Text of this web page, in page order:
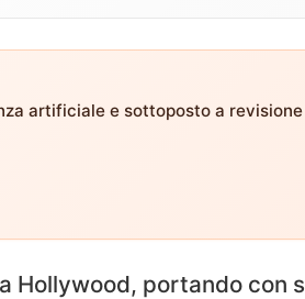
artificiale e sottoposto a revisione
Hollywood, portando con